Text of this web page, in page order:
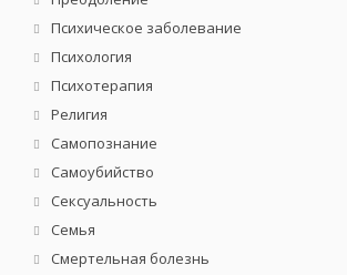
Психическое заболевание
Психология
Психотерапия
Религия
Самопознание
Самоубийство
Сексуальность
Семья
Смертельная болезнь